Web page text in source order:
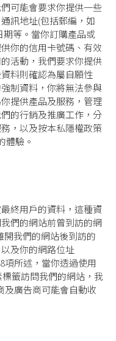
可能會要求你提供一些
訊地址(包括郵編，如
等。當你訂購產品或
你的信用卡號碼、有效
活動，我們要求你提供
料則確認為屬自願性
制資料，你將無法參與
提供產品及服務，管理
的行銷及推廣工作，分
，以及按本私隱權政策
體驗。
終用戶的資料，這種資
們的網站前曾到訪的網
開我們的網站後到訪的
及你的網路位址
項所述，當你透過使用
籤訪問我們的網站，我
廣告商可能會自動收